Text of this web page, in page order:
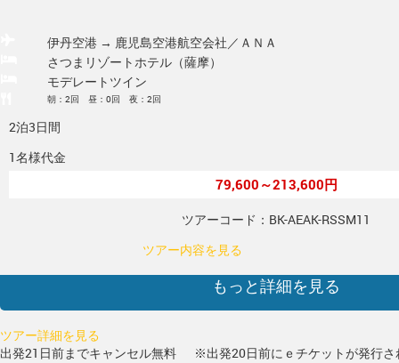
伊丹空港 → 鹿児島空港航空会社／ＡＮＡ
さつまリゾートホテル（薩摩）
モデレートツイン
朝：2回 昼：0回 夜：2回
2泊3日間
1名様代金
79,600～213,600円
ツアーコード：BK-AEAK-RSSM11
ツアー内容を見る
もっと詳細を見る
ツアー詳細を見る
出発21日前までキャンセル無料
※出発20日前にｅチケットが発行さ